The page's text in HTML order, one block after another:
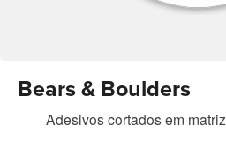
Bears & Boulders
Adesivos cortados em matriz